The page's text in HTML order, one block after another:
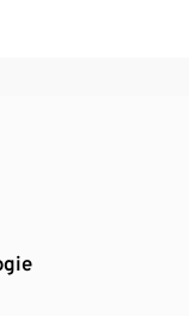
Erdspießen